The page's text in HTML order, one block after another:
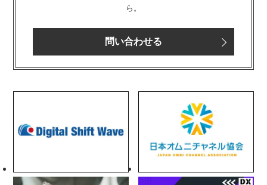
ら。
問い合わせる